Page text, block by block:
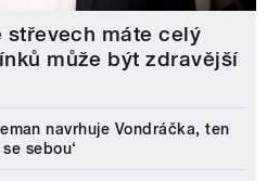
střevech máte celý
může být zdravější
navrhuje Vondráčka, ten
sebou‘